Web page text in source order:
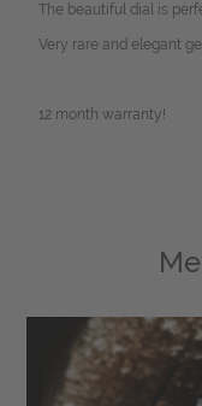
The beautiful dial is
Very rare and elegant
12 month warranty!